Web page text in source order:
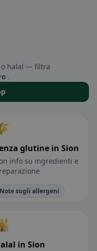
o halal — filtra
.
glutine in Sion
info su ingredienti e
Note sugli allergeni
in Sion